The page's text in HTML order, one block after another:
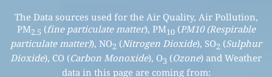
The Data sources used for the Air Quality, Air Pollution,
PM2.5 (fine particulate matter), PM10(PM10 (Respirable
particulate matter)), NO2 (Nitrogen Dioxide), SO2 (Sulphur
Dioxide), CO (Carbon Monoxide), O3 (Ozone) and Weather
data in this page are coming from: